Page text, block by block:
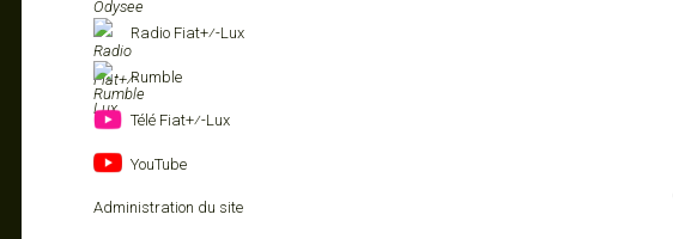
Radio Fiat+⁄-Lux
Rumble
Télé Fiat+⁄-Lux
YouTube
Administration du site